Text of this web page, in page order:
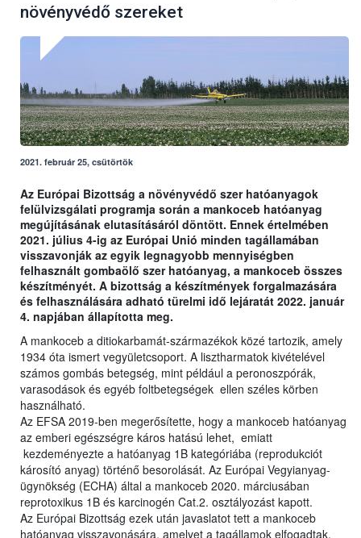
növényvédő szereket
2021. február 25, csütörtök
Az Európai Bizottság a növényvédő szer hatóanyagok
felülvizsgálati programja során a mankoceb hatóanyag
megújításának elutasításáról döntött. Ennek értelmében
2021. július 4-ig az Európai Unió minden tagállamában
visszavonják az egyik legnagyobb mennyiségben
felhasznált gombaölő szer hatóanyag, a mankoceb összes
készítményét. A bizottság a készítmények forgalmazására
és felhasználására adható türelmi idő lejáratát 2022. január
4. napjában állapította meg.
A mankoceb a ditiokarbamát-származékok közé tartozik, amely
1934 óta ismert vegyületcsoport. A lisztharmatok kivételével
számos gombás betegség, mint például a peronoszpórák,
varasodások és egyéb foltbetegségek ellen széles körben
használható.
Az EFSA 2019-ben megerősítette, hogy a mankoceb hatóanyag
az emberi egészségre káros hatású lehet, emiatt
kezdeményezte a hatóanyag 1B kategóriába (reprodukciót
károsító anyag) történő besorolását. Az Európai Vegyianyag-
ügynökség (ECHA) által a mankoceb 2020. márciusában
reprotoxikus 1B és karcinogén Cat.2. osztályozást kapott.
Az Európai Bizottság ezek után javaslatot tett a mankoceb
hatóanyag visszavonására, amelyet a tagállamok elfogadtak.